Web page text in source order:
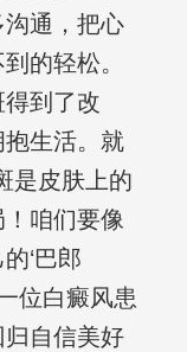
通，把心
的轻松。
到了改
生活。就
是皮肤上的
咱们要像
‘巴郎
位白癜风患
自信美好